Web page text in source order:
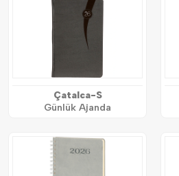
Çatalca-S
Günlük Ajanda